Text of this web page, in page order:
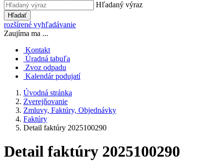
Hľadaný výraz
Hľadať
rozšírené vyhľadávanie
Zaujíma ma ...
Kontakt
Úradná tabuľa
Zvoz odpadu
Kalendár podujatí
Úvodná stránka
Zverejňovanie
Zmluvy, Faktúry, Objednávky
Faktúry
Detail faktúry 2025100290
Detail faktúry 2025100290